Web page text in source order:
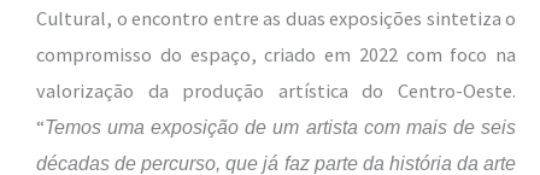
Cultural, o encontro entre as duas exposições sintetiza o
compromisso do espaço, criado em 2022 com foco na
valorização da produção artística do Centro-Oeste.
“Temos uma exposição de um artista com mais de seis
décadas de percurso, que já faz parte da história da arte